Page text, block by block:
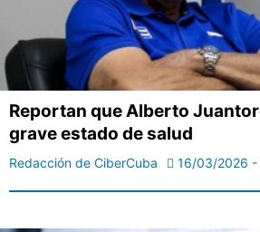
Reportan que Alberto
grave estado de salud
Redacción de CiberCuba 16/03/2026 -